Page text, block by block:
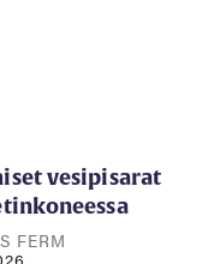
vesipisarat
FERM